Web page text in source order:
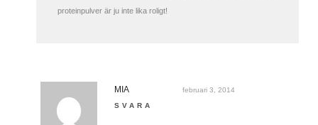
proteinpulver är ju inte lika roligt!
februari 3, 2014
MIA
SVARA